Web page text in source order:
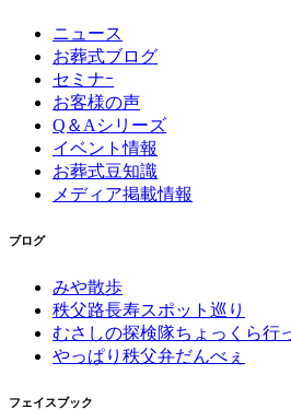
ニュース
お葬式ブログ
セミナｰ
お客様の声
Q＆Aシリーズ
イベント情報
お葬式豆知識
メディア掲載情報
ブログ
みや散歩
秩父路長寿スポット巡り
むさしの探検隊ちょっくら行
やっぱり秩父弁だんべぇ
フェイスブック